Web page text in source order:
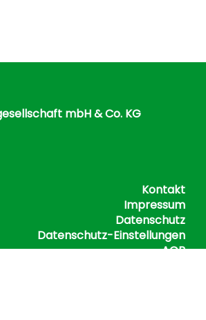
mbH & Co. KG
Kontakt
Impressum
Datenschutz
Datenschutz-Einstellungen
AGB